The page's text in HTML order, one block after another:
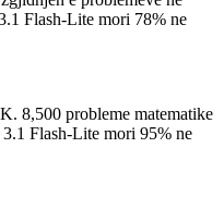
Flash-Lite mori 78% ne
. 8,500 probleme matematike
Flash-Lite mori 95% ne